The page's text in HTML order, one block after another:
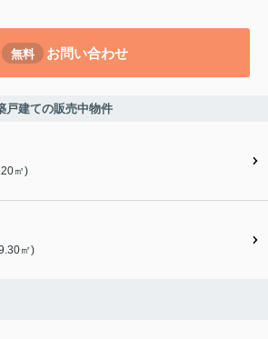
無料 お問い合わせ
建ての販売中物件
㎡)
㎡)